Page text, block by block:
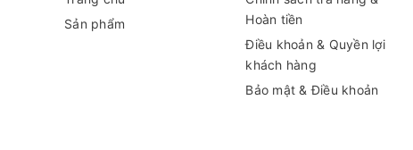
Sản phẩm
Hoàn tiền
Điều khoản & Quyền lợi
khách hàng
Bảo mật & Điều khoản